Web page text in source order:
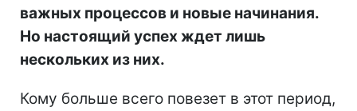
важных процессов и новые начинания.
Но настоящий успех ждет лишь
нескольких из них.
Кому больше всего повезет в этот период,